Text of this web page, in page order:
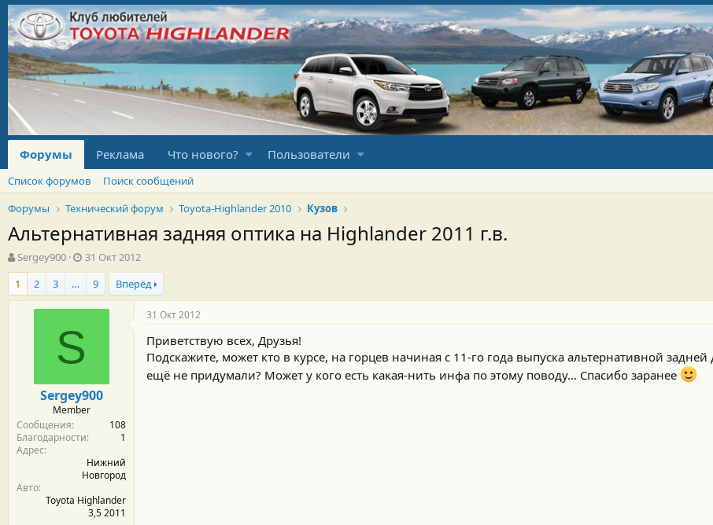
Форумы Реклама Что нового? Пользователи
Список форумов
Поиск сообщений
Форумы
Технический форум Toyota-Highlander 2010 Кузов
Альтернативная задняя оптика на Highlander 2011 г.в.
А
в
т
о
Sergey900
Д
а
а
н
а
а
31 Окт 2012
1
2 3 … 9 Вперёд
S
Sergey900
Member
Сообщения
108
Благодарности
1
Адрес
Нижний
Новгород
Авто
Toyota Highlander
3,5 2011
31 Окт 2012
Приветствую всех, Друзья!
Подскажите, может кто в курсе, на горцев начиная с 11-го года выпуска альтернативной
ещё не придумали? Может у кого есть какая-нить инфа по этому поводу... Спасибо заранее